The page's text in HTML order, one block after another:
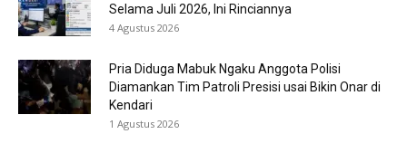
Selama Juli 2026, Ini Rinciannya
4 Agustus 2026
Pria Diduga Mabuk Ngaku Anggota Polisi
Diamankan Tim Patroli Presisi usai Bikin Onar di
Kendari
1 Agustus 2026